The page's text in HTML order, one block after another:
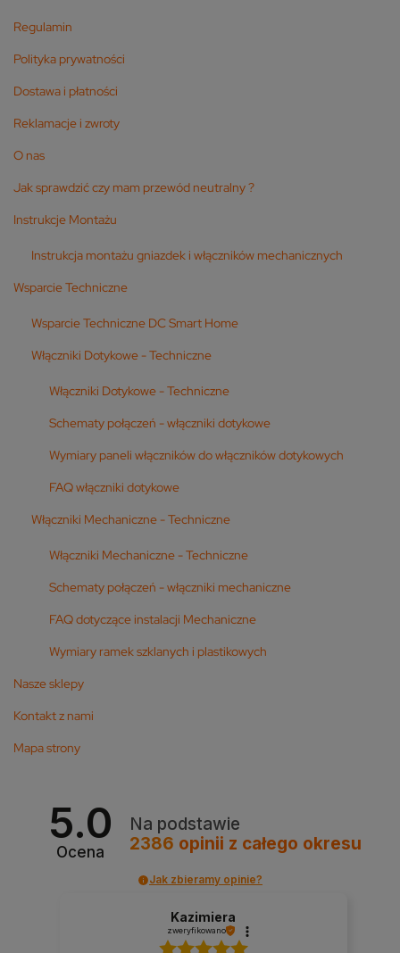
Regulamin
Polityka prywatności
Dostawa i płatności
Reklamacje i zwroty
O nas
Jak sprawdzić czy mam przewód neutralny ?
Instrukcje Montażu
Instrukcja montażu gniazdek i włączników mechanicznych
Wsparcie Techniczne
Wsparcie Techniczne DC Smart Home
Włączniki Dotykowe - Techniczne
Włączniki Dotykowe - Techniczne
Schematy połączeń - włączniki dotykowe
Wymiary paneli włączników do włączników dotykowych
FAQ włączniki dotykowe
Włączniki Mechaniczne - Techniczne
Włączniki Mechaniczne - Techniczne
Schematy połączeń - włączniki mechaniczne
FAQ dotyczące instalacji Mechaniczne
Wymiary ramek szklanych i plastikowych
Nasze sklepy
Kontakt z nami
Mapa strony
5.0
Ocena
Na podstawie
2386 opinii z całego okresu
Jak zbieramy opinie?
Kazimiera
zweryfikowano